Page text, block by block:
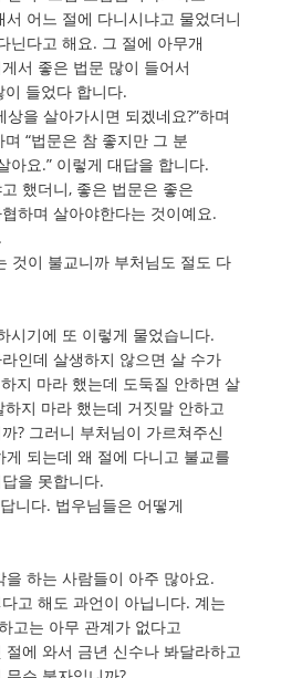
어느 절에 다니시냐고 물었더니
닌다고 해요. 그 절에 아무개
서 좋은 법문 많이 들어서
들었다 합니다.
을 살아가시면 되겠네요?”하며
“법문은 참 좋지만 그 분
아요.” 이렇게 대답을 합니다.
했더니, 좋은 법문은 좋은
하며 살아야한다는 것이예요.
것이 불교니까 부처님도 절도 다
시기에 또 이렇게 물었습니다.
인데 살생하지 않으면 살 수가
지 마라 했는데 도둑질 안하면 살
지 마라 했는데 거짓말 안하고
? 그러니 부처님이 가르쳐주신
되는데 왜 절에 다니고 불교를
을 못합니다.
니다. 법우님들은 어떻게
하는 사람들이 아주 많아요.
고 해도 과언이 아닙니다. 계는
고는 아무 관계가 없다고
에 와서 금년 신수나 봐달라하고